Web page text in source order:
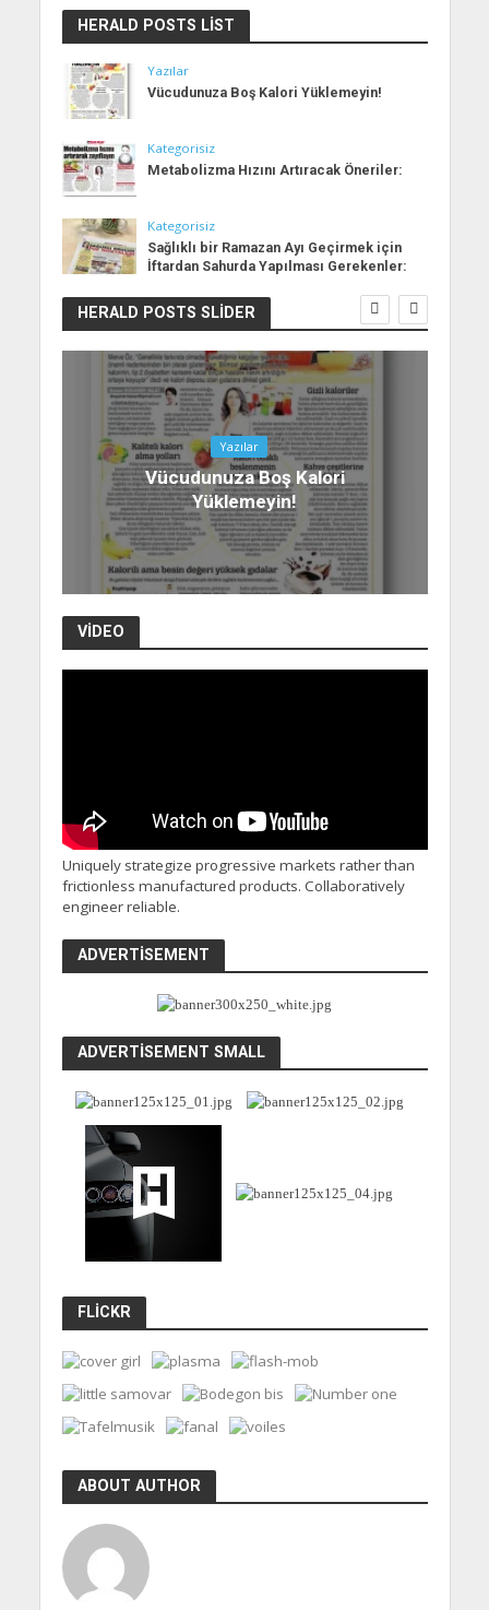
HERALD POSTS LIST
Yazılar
Vücudunuza Boş Kalori Yüklemeyin!
Kategorisiz
Metabolizma Hızını Artıracak Öneriler:
Kategorisiz
Sağlıklı bir Ramazan Ayı Geçirmek için
İftardan Sahurda Yapılması Gerekenler:
HERALD POSTS SLIDER
Yazılar
Vücudunuza Boş Kalori
Yüklemeyin!
VIDEO
Uniquely strategize progressive markets rather than
frictionless manufactured products. Collaboratively
engineer reliable.
ADVERTISEMENT
ADVERTISEMENT SMALL
FLICKR
ABOUT AUTHOR